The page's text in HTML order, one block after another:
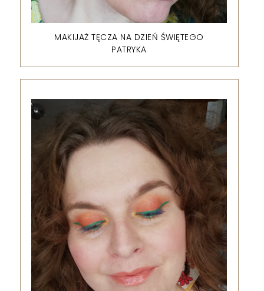
MAKIJAŻ TĘCZA NA DZIEŃ ŚWIĘTEGO
PATRYKA